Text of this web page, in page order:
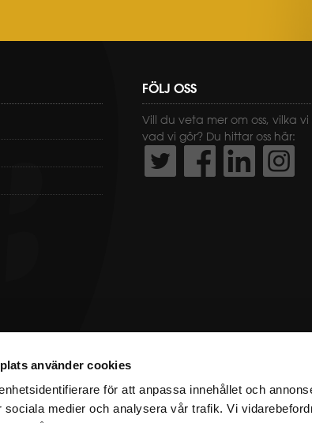
använder cookies
för att anpassa innehållet och
sociala medier och analysera vår trafik. Vi
FÖLJ OSS
Vill du veta mer om oss, vilka
vad vi gör? Du hittar oss här: